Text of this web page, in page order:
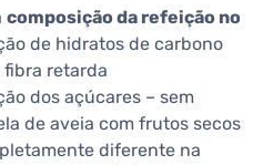
composição da refeição no
de hidratos de carbono
retarda
dos açúcares – sem
de aveia com frutos secos
diferente na